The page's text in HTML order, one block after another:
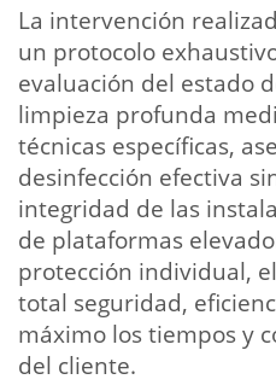
La intervención
un protocolo
evaluación del estado
limpieza profunda
técnicas específicas,
desinfección efectiva
integridad de las
de plataformas
protección individual,
total seguridad,
máximo los tiempos y
del cliente.